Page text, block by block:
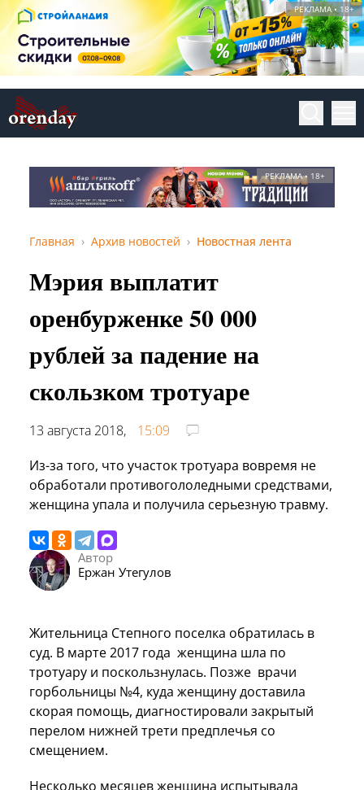
РЕКЛАМА • 18+
РЕКЛАМА • 18+
Главная Архив новостей Новостная лента
Мэрия выплатит
оренбурженке 50 000
рублей за падение на
скользком тротуаре
13 августа 2018,
15:09
Из-за того, что участок тротуара вовремя не
обработали противогололедными средствами,
женщина упала и получила серьезную травму.
Автор
Ержан Утегулов
Жительница Степного поселка обратилась в
суд. В марте 2017 года женщина шла по
тротуару и поскользнулась. Позже врачи
горбольницы №4, куда женщину доставила
скорая помощь, диагностировали закрытый
перелом нижней трети предплечья со
смещением.
Несколько месяцев женщина испытывала